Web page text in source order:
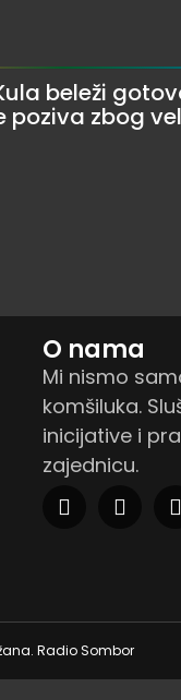
beleži
poziva zbog
O nama
Mi nismo
komšiluka.
inicijative i
zajednicu.
Radio Sombor